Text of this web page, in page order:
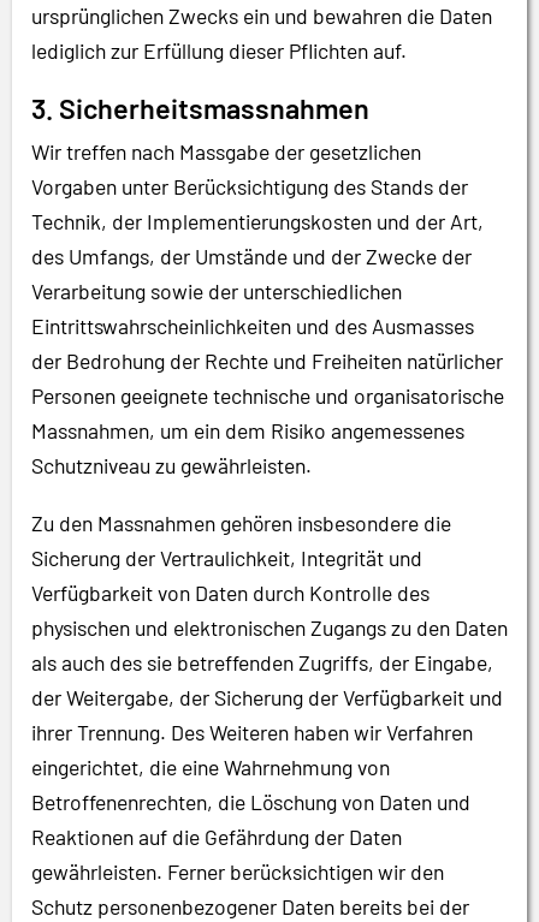
ursprünglichen Zwecks ein und bewahren die Daten
lediglich zur Erfüllung dieser Pflichten auf.
3. Sicherheitsmassnahmen
Wir treffen nach Massgabe der gesetzlichen
Vorgaben unter Berücksichtigung des Stands der
Technik, der Implementierungskosten und der Art,
des Umfangs, der Umstände und der Zwecke der
Verarbeitung sowie der unterschiedlichen
Eintrittswahrscheinlichkeiten und des Ausmasses
der Bedrohung der Rechte und Freiheiten natürlicher
Personen geeignete technische und organisatorische
Massnahmen, um ein dem Risiko angemessenes
Schutzniveau zu gewährleisten.
Zu den Massnahmen gehören insbesondere die
Sicherung der Vertraulichkeit, Integrität und
Verfügbarkeit von Daten durch Kontrolle des
physischen und elektronischen Zugangs zu den Daten
als auch des sie betreffenden Zugriffs, der Eingabe,
der Weitergabe, der Sicherung der Verfügbarkeit und
ihrer Trennung. Des Weiteren haben wir Verfahren
eingerichtet, die eine Wahrnehmung von
Betroffenenrechten, die Löschung von Daten und
Reaktionen auf die Gefährdung der Daten
gewährleisten. Ferner berücksichtigen wir den
Schutz personenbezogener Daten bereits bei der